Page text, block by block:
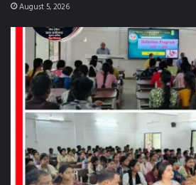
मदनलाल शुक्ल पीजी कॉलेज सीपत:
पुस्तकीय ज्ञान तक सीमित न रखें, वे
आत्मविश्वास के साथ सामना कर सकें:
khabar 36 Garh is News bilaspur
August 5, 2026